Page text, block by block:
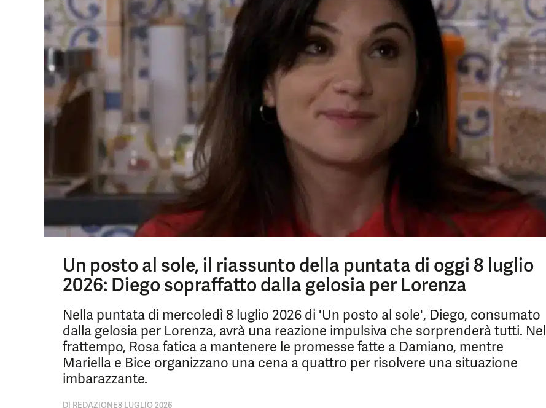
Un posto al sole, il riassunto della puntata di oggi 8 luglio
2026: Diego sopraffatto dalla gelosia per Lorenza
Nella puntata di mercoledì 8 luglio 2026 di 'Un posto al sole', Diego, consumato
dalla gelosia per Lorenza, avrà una reazione impulsiva che sorprenderà tutti. Nel
frattempo, Rosa fatica a mantenere le promesse fatte a Damiano, mentre
Mariella e Bice organizzano una cena a quattro per risolvere una situazione
imbarazzante.
DI REDAZIONE8 LUGLIO 2026